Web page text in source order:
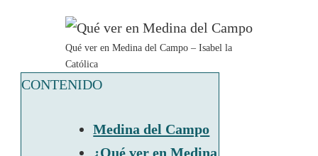
Qué ver en Medina del Campo – Isabel la
Católica
CONTENIDO
Medina del Campo
¿Qué ver en Medina